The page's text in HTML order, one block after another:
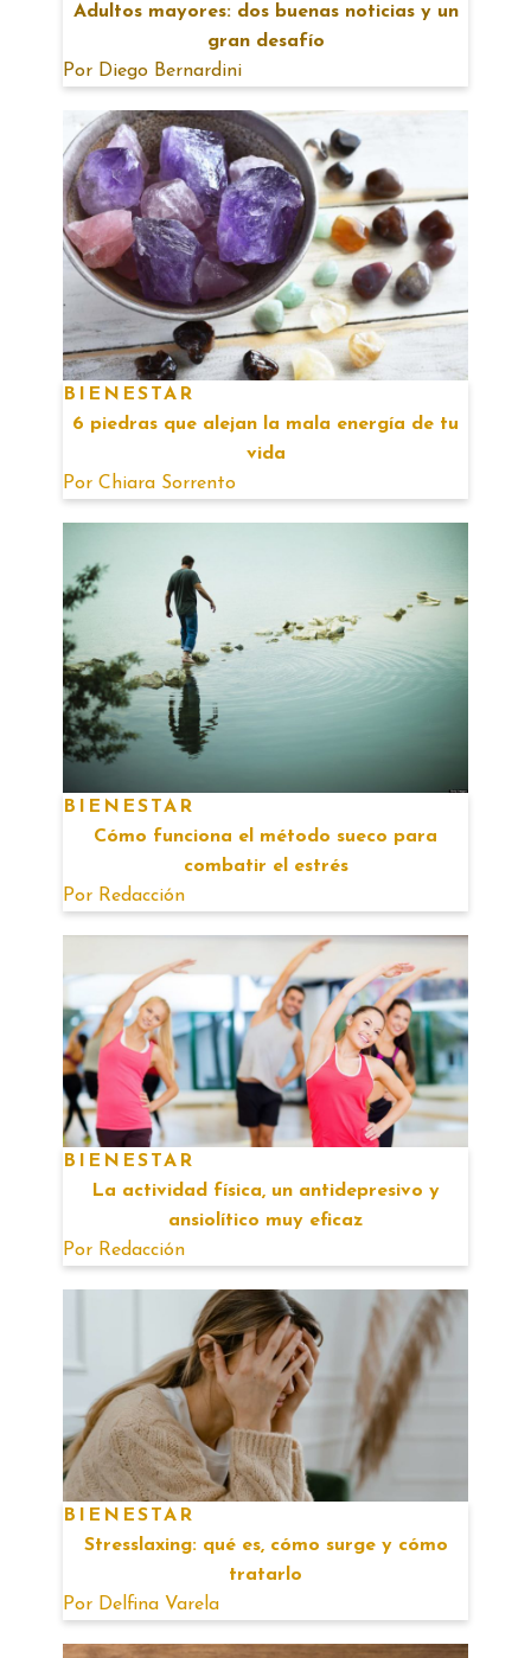
Adultos mayores: dos buenas noticias y un
gran desafío
Por Diego Bernardini
BIENESTAR
6 piedras que alejan la mala energía de tu
vida
Por Chiara Sorrento
BIENESTAR
Cómo funciona el método sueco para
combatir el estrés
Por Redacción
BIENESTAR
La actividad física, un antidepresivo y
ansiolítico muy eficaz
Por Redacción
BIENESTAR
Stresslaxing: qué es, cómo surge y cómo
tratarlo
Por Delfina Varela